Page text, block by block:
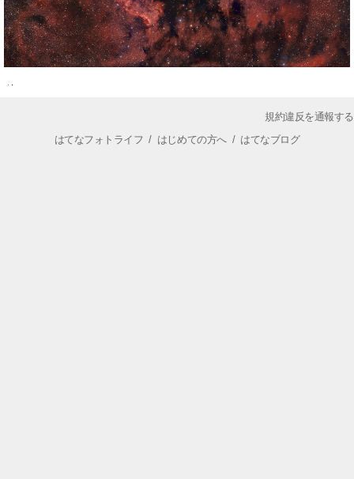
規約違反を通報する
はてなフォトライフ / はじめての方へ/ はてなブログ